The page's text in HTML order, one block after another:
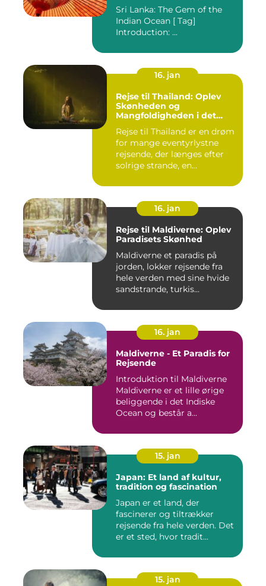
Sri Lanka: The Gem of the
Indian Ocean [ Tag]
Introduction: ...
16. jan
Rejse til Thailand: Oplev
Skønheden og
Mangfoldigheden i det
Rejse til Thailand er en drøm
for mange eventyrlystne
rejsende, der længes efter
solrige strande, en...
16. jan
Rejse til Maldiverne: Oplev
Paradisets Skønhed
Maldiverne et paradis på
jorden, lokker rejsende fra
hele verden med sine hvide
sandstrande, turkis...
16. jan
Maldiverne - Et Paradis for
Rejsende
Introduktion til Maldiverne
Maldiverne er et lille ørige
beliggende i det Indiske
Ocean og består a...
15. jan
Japan: Et land af kultur,
tradition og fascination
Japan er et land, der
fascinerer og tiltrækker
rejsende fra hele verden. Det
er et sted, hvor tradit...
15. jan